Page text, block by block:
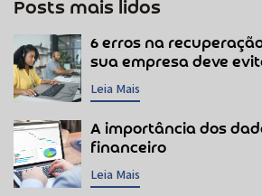
Posts mais lidos
6 erros na
sua empresa deve
Leia Mais
A importância dos
financeiro
Leia Mais